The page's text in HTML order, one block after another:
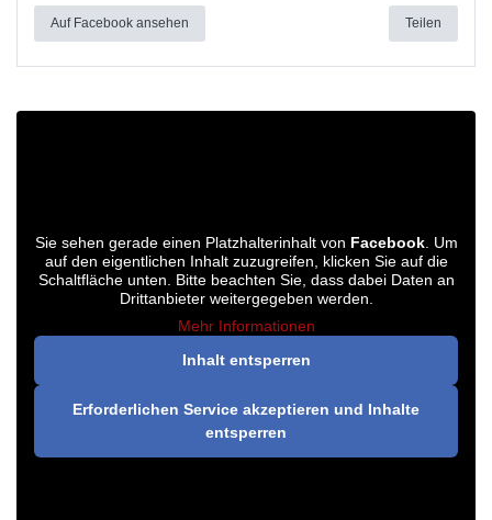
Auf Facebook ansehen Teilen
Sie sehen gerade einen Platzhalterinhalt von Facebook. Um
auf den eigentlichen Inhalt zuzugreifen, klicken Sie auf die
Schaltfläche unten. Bitte beachten Sie, dass dabei Daten an
Drittanbieter weitergegeben werden.
Mehr Informationen
Inhalt entsperren
Erforderlichen Service akzeptieren und Inhalte
entsperren